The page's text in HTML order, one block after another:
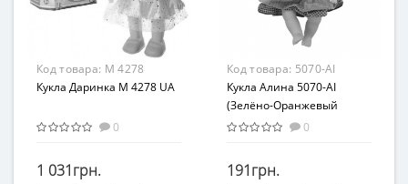
Материал
Код товара: M 4278
Кукла Даринка M 4278 UA
0
1 031грн.
Код товара: 5070-AI
Кукла Алина 5070-AI
(Зелёно-Оранжевый
наряд)
0
191грн.